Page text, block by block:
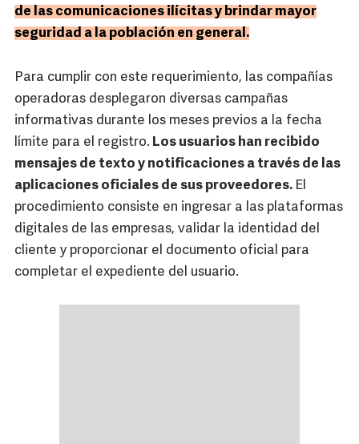
de las comunicaciones ilícitas y brindar mayor
seguridad a la población en general.
Para cumplir con este requerimiento, las compañías
operadoras desplegaron diversas campañas
informativas durante los meses previos a la fecha
límite para el registro. Los usuarios han recibido
mensajes de texto y notificaciones a través de las
aplicaciones oficiales de sus proveedores. El
procedimiento consiste en ingresar a las plataformas
digitales de las empresas, validar la identidad del
cliente y proporcionar el documento oficial para
completar el expediente del usuario.